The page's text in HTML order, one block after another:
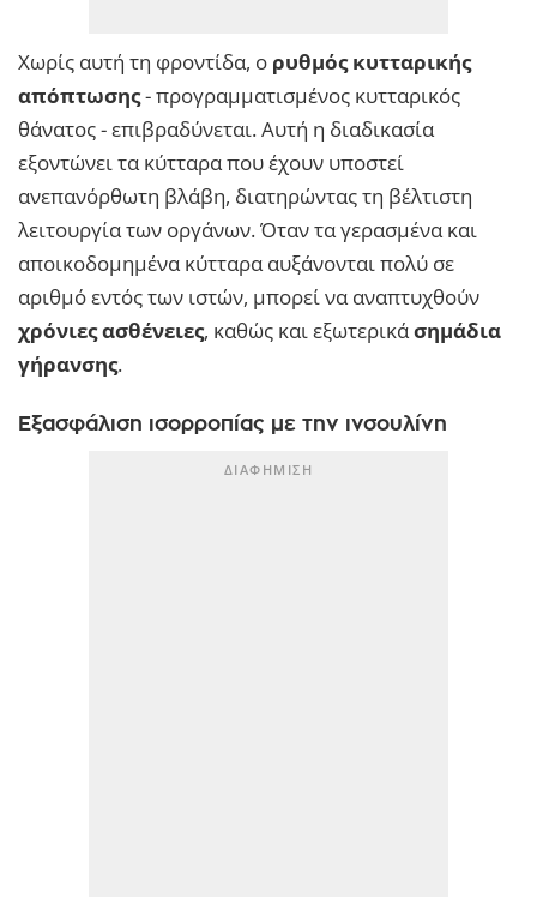
Χωρίς αυτή τη φροντίδα, ο ρυθμός κυτταρικής
απόπτωσης- προγραμματισμένος κυτταρικός
θάνατος - επιβραδύνεται. Αυτή η διαδικασία
εξοντώνει τα κύτταρα που έχουν υποστεί
ανεπανόρθωτη βλάβη, διατηρώντας τη βέλτιστη
λειτουργία των οργάνων. Όταν τα γερασμένα και
αποικοδομημένα κύτταρα αυξάνονται πολύ σε
αριθμό εντός των ιστών, μπορεί να αναπτυχθούν
χρόνιες ασθένειες, καθώς και εξωτερικάσημάδια
γήρανσης.
Εξασφάλιση ισορροπίας με την ινσουλίνη